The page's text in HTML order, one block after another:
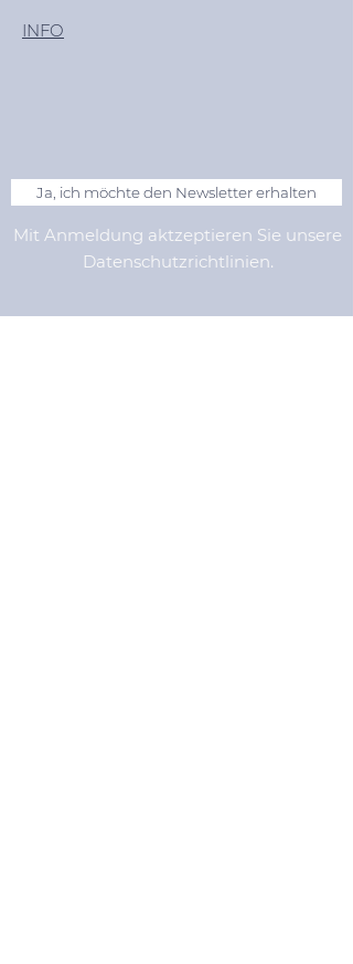
INFO
Ja, ich möchte den Newsletter erhalten
Mit Anmeldung aktzeptieren Sie unsere
Datenschutzrichtlinien.